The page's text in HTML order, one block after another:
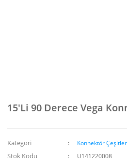
15'Li 90 Derece Vega
Kategori Konnektör
Stok Kodu U141220008